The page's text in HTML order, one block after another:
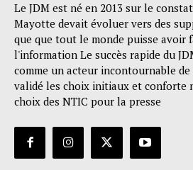
Le JDM est né en 2013 sur le
Mayotte devait évoluer vers des
que que tout le monde puisse avoir
l'information Le succès rapide du
comme un acteur incontournable
validé les choix initiaux et conforte
choix des NTIC pour la presse